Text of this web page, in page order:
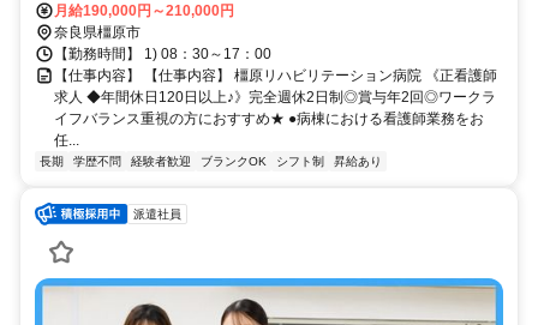
月給190,000円～210,000円
奈良県橿原市
【勤務時間】 1) 08：30～17：00
【仕事内容】 【仕事内容】 橿原リハビリテーション病院 《正看護師
求人 ◆年間休日120日以上♪》完全週休2日制◎賞与年2回◎ワークラ
イフバランス重視の方におすすめ★ ●病棟における看護師業務をお
任...
長期 学歴不問 経験者歓迎 ブランクOK シフト制 昇給あり
派遣社員